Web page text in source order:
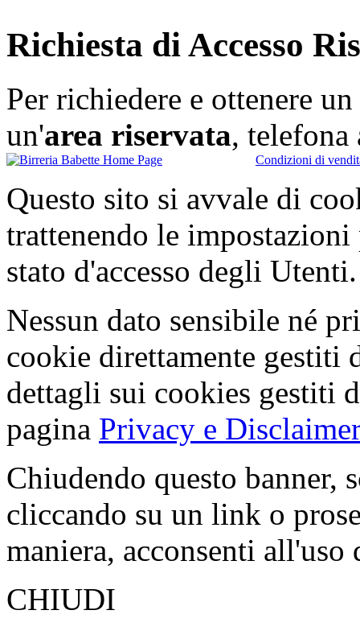
Richiesta di Accesso
Per richiedere e ottenere un
un'area riservata,
Condizioni di
Questo sito si avvale di
trattenendo le
stato d'accesso degli Utenti.
Nessun dato sensibile né
cookie direttamente gestiti
dettagli sui cookies gestiti
pagina Privacy e Disclaimer
Chiudendo questo banner,
cliccando su un link o
maniera, acconsenti all'uso
CHIUDI